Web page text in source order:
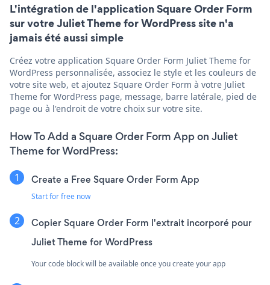
L'intégration de l'application Square Order Form
sur votre Juliet Theme for WordPress site n'a
jamais été aussi simple
Créez votre application Square Order Form Juliet Theme for
WordPress personnalisée, associez le style et les couleurs de
votre site web, et ajoutez Square Order Form à votre Juliet
Theme for WordPress page, message, barre latérale, pied de
page ou à l'endroit de votre choix sur votre site.
How To Add a Square Order Form App on Juliet
Theme for WordPress:
Create a Free Square Order Form App
Start for free now
Copier Square Order Form l'extrait incorporé pour
Juliet Theme for WordPress
Your code block will be available once you create your app